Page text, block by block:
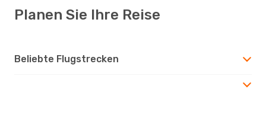
Planen Sie Ihre Reise
Beliebte Flugstrecken